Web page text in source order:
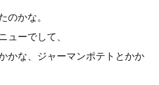
のかな。
ューでして、
かな、ジャーマンポテトとかか